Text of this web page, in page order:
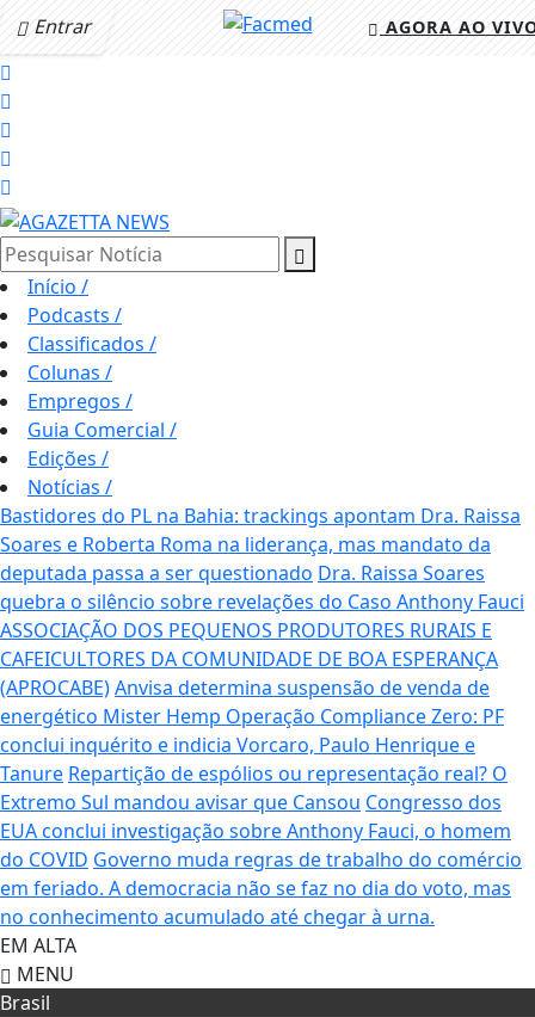
Entrar AGORA AO
Pesquisar Notícia
Início /
Podcasts /
Classificados /
Colunas /
Empregos /
Guia Comercial /
Edições /
Notícias /
Bastidores do PL na Bahia: trackings apontam Dra. Raissa
Soares e Roberta Roma na liderança, mas mandato da
deputada passa a ser questionado Dra. Raissa Soares
quebra o silêncio sobre revelações do Caso Anthony Fauci
ASSOCIAÇÃO DOS PEQUENOS PRODUTORES RURAIS E
CAFEICULTORES DA COMUNIDADE DE BOA ESPERANÇA
(APROCABE)Anvisa determina suspensão de venda de
energético Mister Hemp Operação Compliance Zero: PF
conclui inquérito e indicia Vorcaro, Paulo Henrique e
Tanure Repartição de espólios ou representação real? O
Extremo Sul mandou avisar que Cansou Congresso dos
EUA conclui investigação sobre Anthony Fauci, o homem
do COVID Governo muda regras de trabalho do comércio
em feriado. A democracia não se faz no dia do voto, mas
no conhecimento acumulado até chegar à urna.
EM ALTA
MENU
Brasil